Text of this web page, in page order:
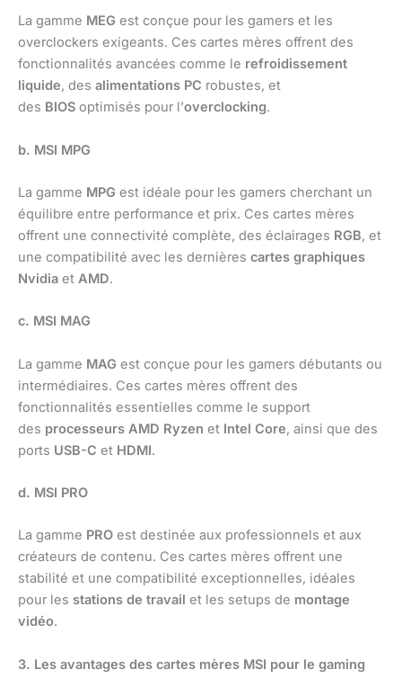
La gamme MEG est conçue pour les gamers et les
overclockers exigeants. Ces cartes mères offrent des
fonctionnalités avancées comme le refroidissement
liquide, des alimentations PC robustes, et
des BIOS optimisés pour l’overclocking.
b. MSI MPG
La gamme MPG est idéale pour les gamers cherchant un
équilibre entre performance et prix. Ces cartes mères
offrent une connectivité complète, des éclairages RGB, et
une compatibilité avec les dernières cartes graphiques
Nvidia et AMD.
c. MSI MAG
La gamme MAG est conçue pour les gamers débutants ou
intermédiaires. Ces cartes mères offrent des
fonctionnalités essentielles comme le support
des processeurs AMD Ryzen et Intel Core, ainsi que des
ports USB-C et HDMI.
d. MSI PRO
La gamme PRO est destinée aux professionnels et aux
créateurs de contenu. Ces cartes mères offrent une
stabilité et une compatibilité exceptionnelles, idéales
pour les stations de travail et les setups de montage
vidéo.
3. Les avantages des cartes mères MSI pour le gaming